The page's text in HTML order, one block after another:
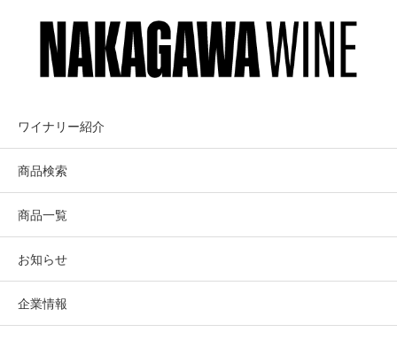
ワイナリー紹介
商品検索
商品一覧
お知らせ
企業情報